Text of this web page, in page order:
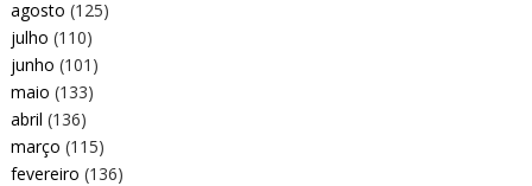
agosto (125)
julho (110)
junho (101)
maio (133)
abril (136)
março (115)
fevereiro (136)